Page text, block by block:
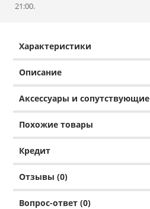
21:00.
Характеристики
Описание
Аксессуары и сопутствующие
Похожие товары
Кредит
Отзывы (0)
Вопрос-ответ (0)